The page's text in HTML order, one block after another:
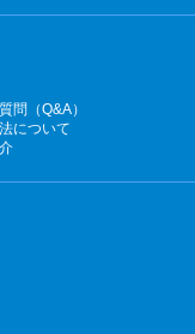
問（Q&A）
について